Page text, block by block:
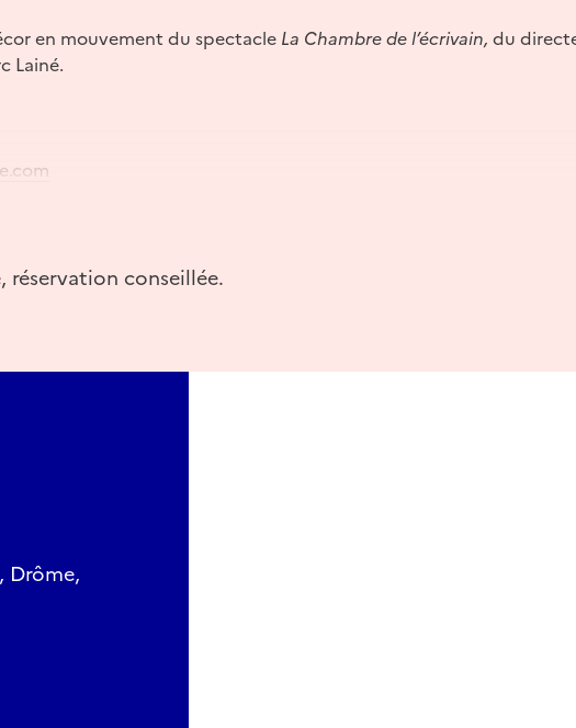
en mouvement du spectacle La Chambre de l’écrivain, du
Lainé.
78 41 70
conseillée.
Drôme,